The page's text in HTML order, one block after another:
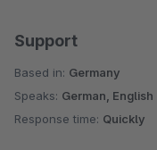
Support
Based in: Germany
Speaks: German, English
Response time: Quickly